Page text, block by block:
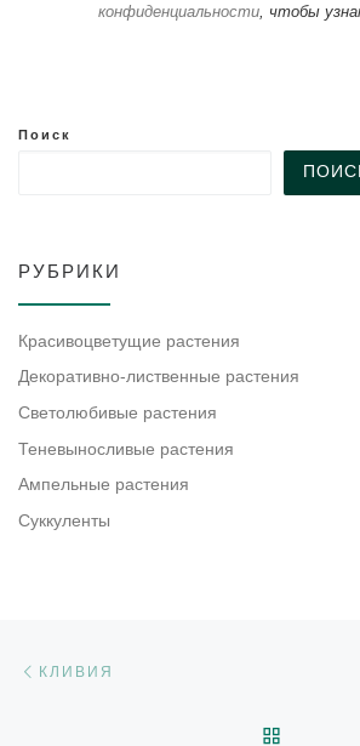
конфиденциальности, чтобы
Поиск
РУБРИКИ
Красивоцветущие растения
Декоративно-лиственные растения
Светолюбивые растения
Теневыносливые растения
Ампельные растения
Суккуленты
КЛИВИЯ